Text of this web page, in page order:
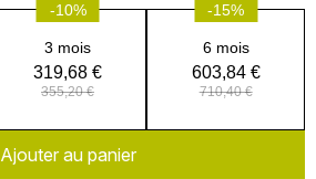
3 mois
319,68 €
355,20 €
-10%
6 mois
603,84 €
710,40 €
-15%
Ajouter au panier